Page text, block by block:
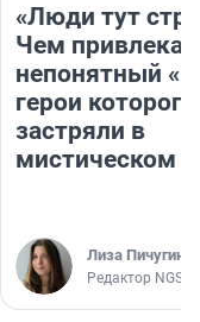
«Люди тут
Чем
непонятный
герои которого
застряли в
мистическом
Лиза Пичугина
Редактор